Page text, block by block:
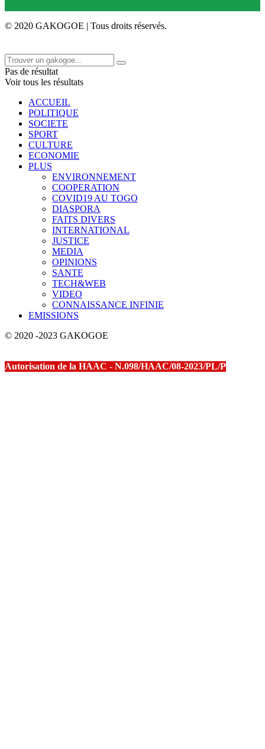
© 2020 GAKOGOE | Tous droits réservés.
Pas de résultat
Voir tous les résultats
ACCUEIL
POLITIQUE
SOCIETE
SPORT
CULTURE
ECONOMIE
PLUS
ENVIRONNEMENT
COOPERATION
COVID19 AU TOGO
DIASPORA
FAITS DIVERS
INTERNATIONAL
JUSTICE
MEDIA
OPINIONS
SANTE
TECH&WEB
VIDEO
CONNAISSANCE INFINIE
EMISSIONS
© 2020 -2023 GAKOGOE
Autorisation de la HAAC - N.098/HAAC/08-2023/PL/P